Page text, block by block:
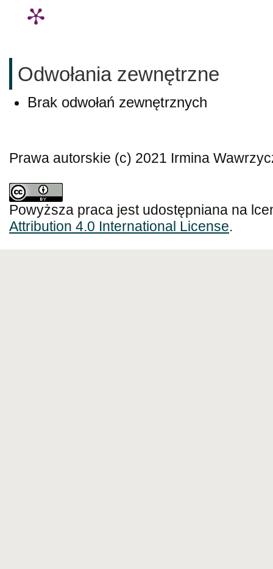
Odwołania zewnętrzne
Brak odwołań zewnętrznych
Prawa autorskie (c) 2021 Irmina
Powyższa praca jest udostępniana na
Attribution 4.0 International License.